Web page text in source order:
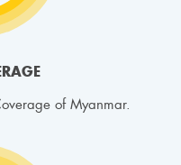
of Myanmar.